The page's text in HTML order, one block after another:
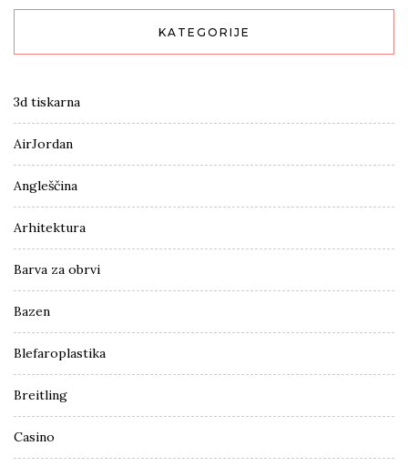
KATEGORIJE
3d tiskarna
AirJordan
Angleščina
Arhitektura
Barva za obrvi
Bazen
Blefaroplastika
Breitling
Casino